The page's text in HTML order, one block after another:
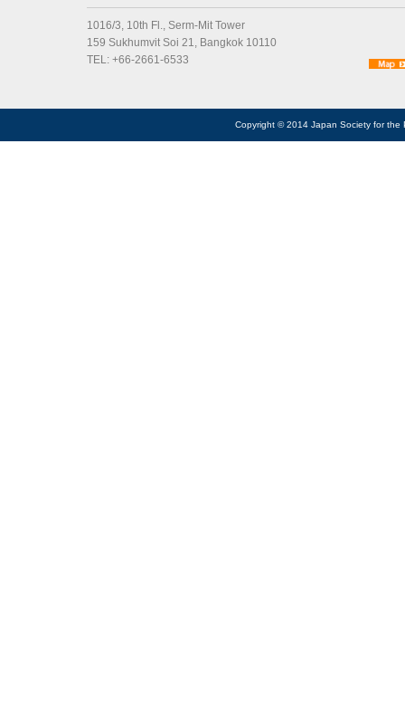
1016/3, 10th Fl., Serm-Mit Tower
159 Sukhumvit Soi 21, Bangkok 10110
TEL: +66-2661-6533
Copyright © 2014 Japan Society for the